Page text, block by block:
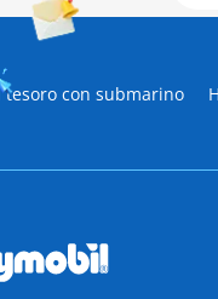
tesoro con submarino